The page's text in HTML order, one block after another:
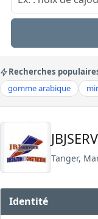
Recherches
gomme arabique
Tanger,
Identité